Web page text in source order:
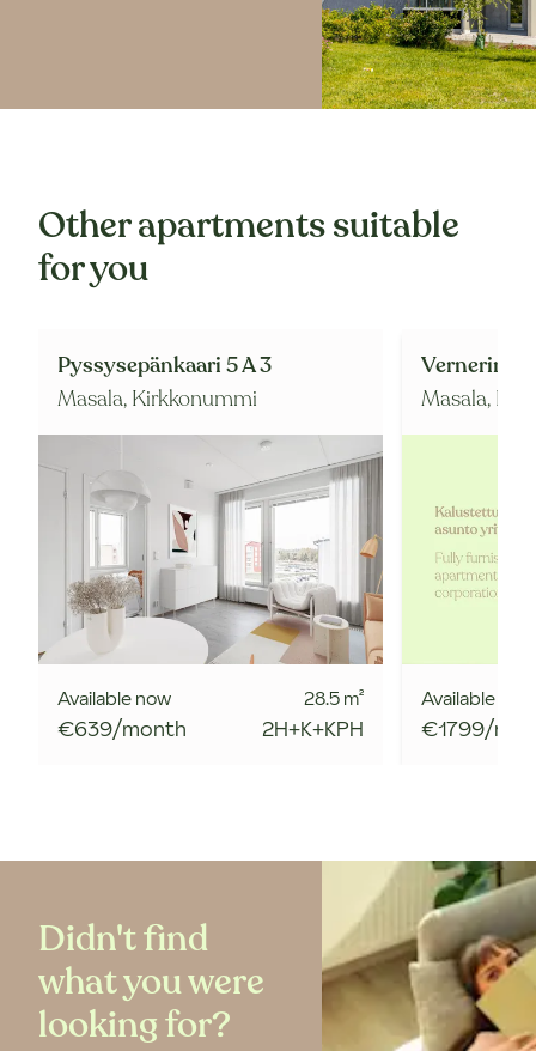
Other apartments suitable
for you
Pyssysepänkaari 5 A 3
Masala, Kirkkonummi
Available now
€639/month
28.5m²
2H+K+KPH
Vernerintie
Masala,
Available now
€1799/
Didn't find
what you were
looking for?